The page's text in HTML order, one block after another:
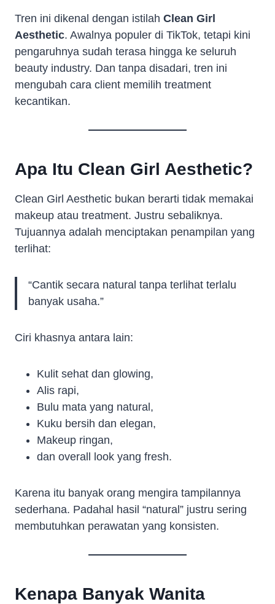
Tren ini dikenal dengan istilah Clean Girl
Aesthetic. Awalnya populer di TikTok, tetapi kini
pengaruhnya sudah terasa hingga ke seluruh
beauty industry. Dan tanpa disadari, tren ini
mengubah cara client memilih treatment
kecantikan.
Apa Itu Clean Girl Aesthetic?
Clean Girl Aesthetic bukan berarti tidak memakai
makeup atau treatment. Justru sebaliknya.
Tujuannya adalah menciptakan penampilan yang
terlihat:
“Cantik secara natural tanpa terlihat terlalu
banyak usaha.”
Ciri khasnya antara lain:
Kulit sehat dan glowing,
Alis rapi,
Bulu mata yang natural,
Kuku bersih dan elegan,
Makeup ringan,
dan overall look yang fresh.
Karena itu banyak orang mengira tampilannya
sederhana. Padahal hasil “natural” justru sering
membutuhkan perawatan yang konsisten.
Kenapa Banyak Wanita